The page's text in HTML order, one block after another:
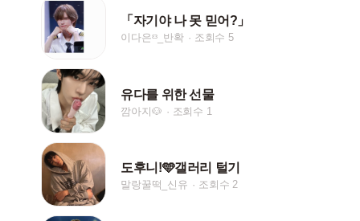
「자기야 나 못 믿어?」
이다은ᵋᵌ_반확 조회수 5
유다를 위한 선물
깜아지🐶 조회수 1
도후니!🩵갤러리 털기
말랑꿀떡_신유 조회수 2